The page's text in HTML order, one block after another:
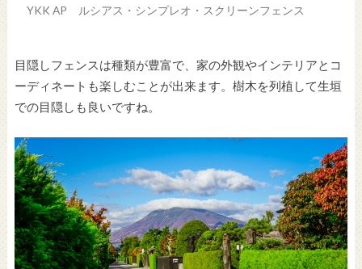
YKK AP ルシアス・シンプレオ・スクリーンフェンス
目隠しフェンスは種類が豊富で、家の外観やインテリアとコ
ーディネートも楽しむことが出来ます。樹木を列植して生垣
での目隠しも良いですね。